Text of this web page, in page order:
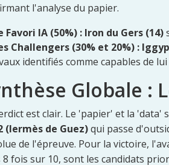
l'analyse du papier.
Favori IA (50%) : Iron du Gers (14)
Challengers (30% et 20%) :
identifiés comme capables de
Globale :
est clair. Le 'papier' et la 'data'
(Iermès de Guez)qui passe
de l'épreuve. Pour la victoire,
8 fois sur 10, sont les candidats